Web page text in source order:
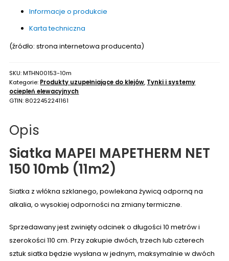
MAPETHERM
odcinek
Informacje o produkcie
Karta techniczna
(źródło: strona internetowa producenta)
SKU:MTHN00153-10m
Kategorie: Produkty uzupełniające do klejów, Tynki i systemy
ociepleń elewacyjnych
GTIN: 8022452241161
Opis
Siatka MAPEI MAPETHERM NET
150 10mb (11m2)
Siatka z włókna szklanego, powlekana żywicą odporną na
alkalia, o wysokiej odporności na zmiany termiczne.
Sprzedawany jest zwinięty odcinek o długości 10 metrów i
szerokości 110 cm. Przy zakupie dwóch, trzech lub czterech
sztuk siatka będzie wysłana w jednym, maksymalnie w dwóch